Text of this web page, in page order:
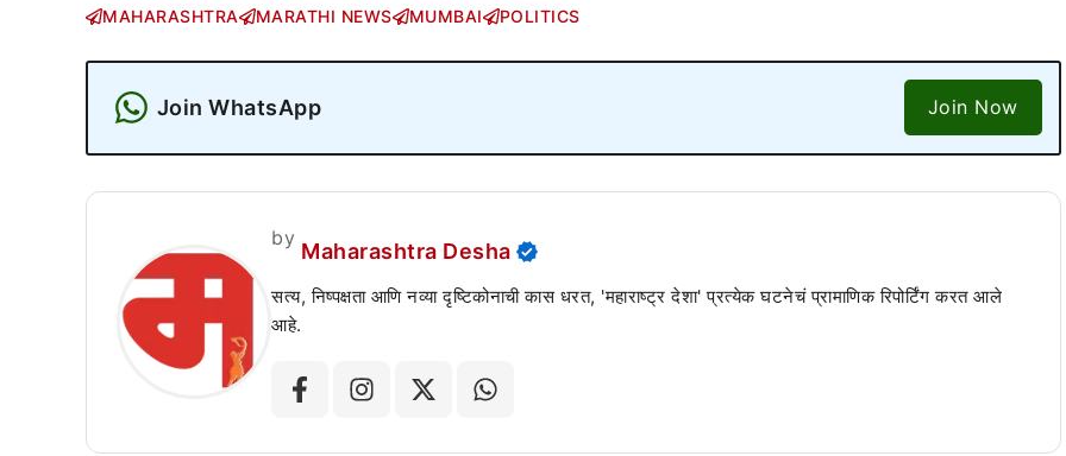
MAHARASHTRA MARATHI NEWS MUMBAI POLITICS
Join WhatsApp Join Now
by
Maharashtra Desha
सत्य, निष्पक्षता आणि नव्या दृष्टिकोनाची कास धरत, 'महाराष्ट्र देशा' प्रत्येक घटनेचं प्रामाणिक रिपोर्टिंग करत आले
आहे.